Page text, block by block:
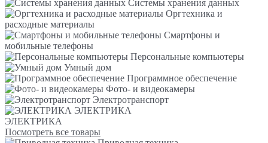
Системы хранения данных
Оргтехника и
расходные материалы
Смартфоны и
мобильные телефоны
Персональные компьютеры
Умный дом
Программное обеспечение
Фото- и видеокамеры
Электротранспорт
ЭЛЕКТРИКА
ЭЛЕКТРИКА
Посмотреть все товары